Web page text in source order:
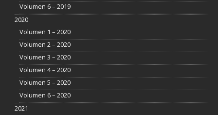
Volumen 6 – 2019
2020
Volumen 1 – 2020
Volumen 2 – 2020
Volumen 3 – 2020
Volumen 4 – 2020
Volumen 5 – 2020
Volumen 6 – 2020
2021